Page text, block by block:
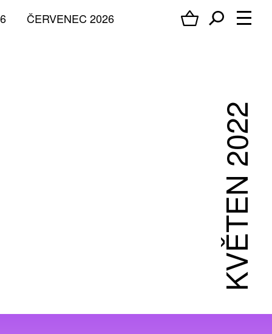
ČERVENEC 2026
KVĚTEN 2022